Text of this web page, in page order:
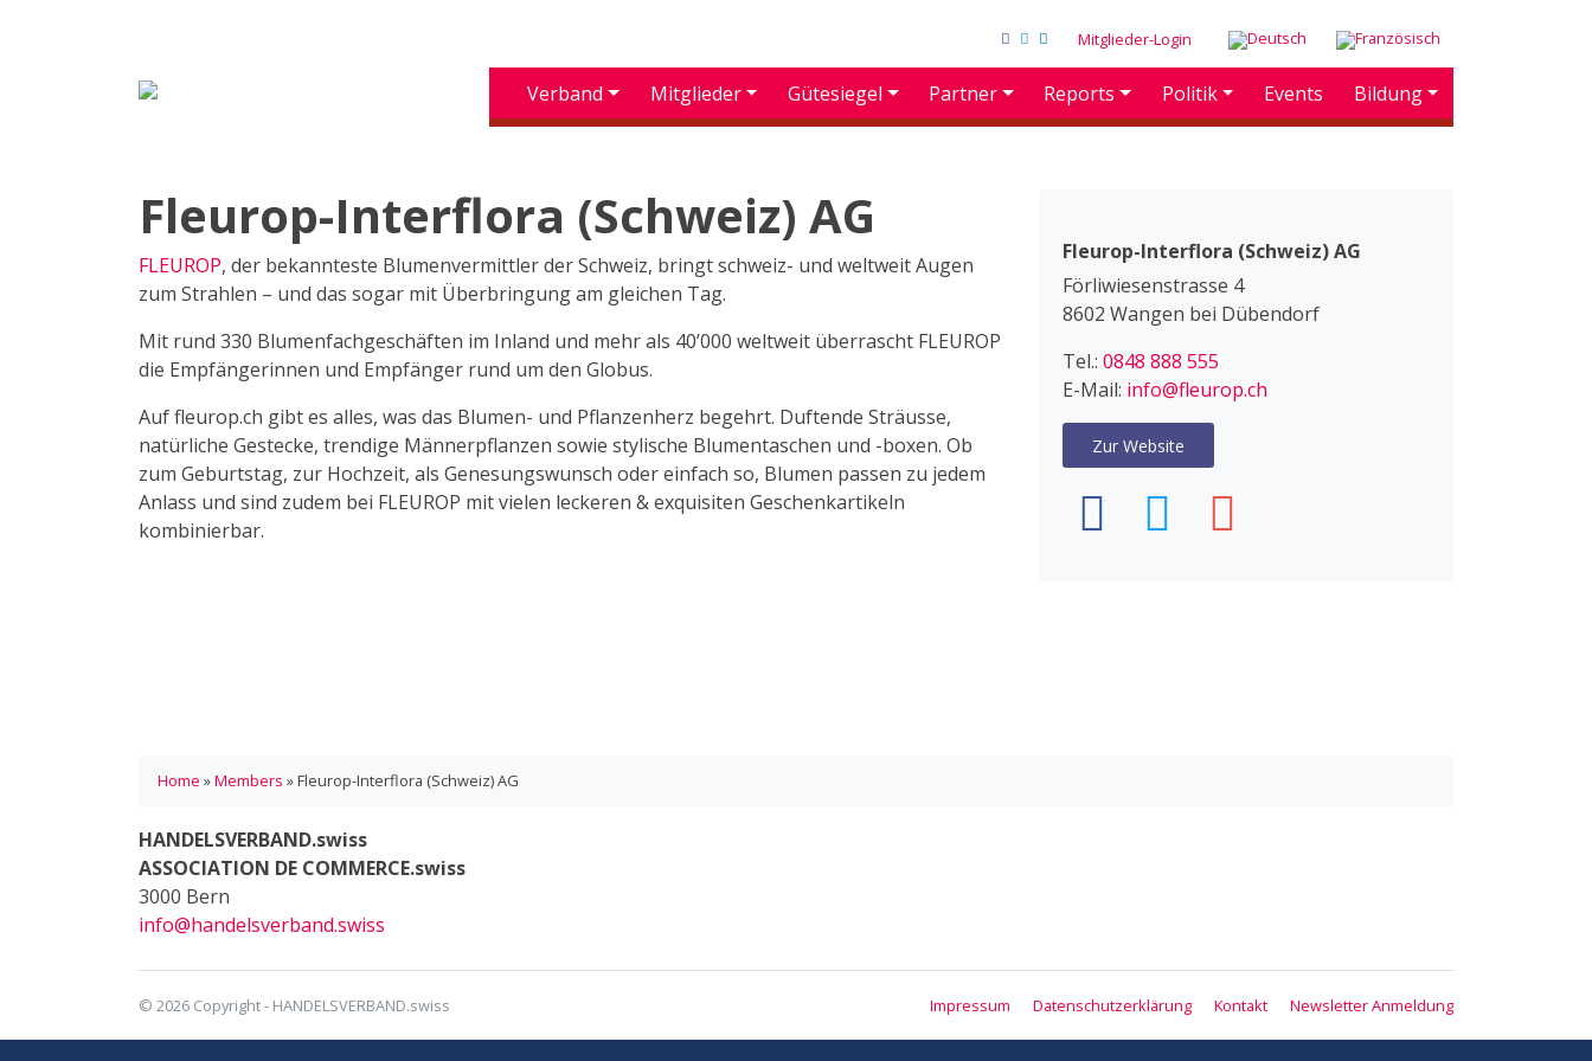
Mitglieder-Login
Verband Mitglieder Gütesiegel Partner Reports Politik Events Bildung
Fleurop-Interflora (Schweiz) AG
FLEUROP, der bekannteste Blumenvermittler der Schweiz, bringt schweiz- und weltweit Augen
zum Strahlen – und das sogar mit Überbringung am gleichen Tag.
Mit rund 330 Blumenfachgeschäften im Inland und mehr als 40’000 weltweit überrascht FLEUROP
die Empfängerinnen und Empfänger rund um den Globus.
Auf fleurop.ch gibt es alles, was das Blumen- und Pflanzenherz begehrt. Duftende Sträusse,
natürliche Gestecke, trendige Männerpflanzen sowie stylische Blumentaschen und -boxen. Ob
zum Geburtstag, zur Hochzeit, als Genesungswunsch oder einfach so, Blumen passen zu jedem
Anlass und sind zudem bei FLEUROP mit vielen leckeren & exquisiten Geschenkartikeln
kombinierbar.
Fleurop-Interflora (Schweiz) AG
Förliwiesenstrasse 4
8602 Wangen bei Dübendorf
Tel.: 0848 888 555
E-Mail: info@fleurop.ch
Zur Website
Home »Members »Fleurop-Interflora (Schweiz) AG
HANDELSVERBAND.swiss
ASSOCIATION DE COMMERCE.swiss
3000 Bern
info@handelsverband.swiss
© 2026 Copyright - HANDELSVERBAND.swiss Impressum Datenschutzerklärung Kontakt Newsletter Anmeldung